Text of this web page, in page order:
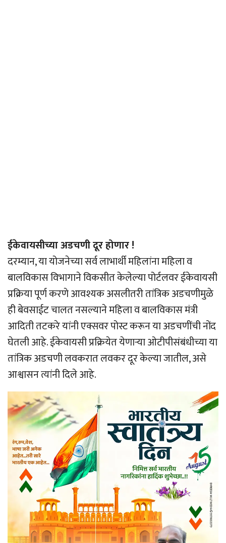
ईकेवायसीच्या अडचणी दूर होणार !
दरम्यान, या योजनेच्या सर्व लाभार्थी महिलांना महिला व
बालविकास विभागाने विकसीत केलेल्या पोर्टलवर ईकेवायसी
प्रक्रिया पूर्ण करणे आवश्यक असलीतरी तांत्रिक अडचणीमुळे
ही बेवसाईट चालत नसल्याने महिला व बालविकास मंत्री
आदिती तटकरे यांनी एक्सवर पोस्ट करून या अडचणींची नोंद
घेतली आहे. ईकेवायसी प्रक्रियेत येणार्‍या ओटीपीसंबंधीच्या या
तांत्रिक अडचणी लवकरात लवकर दूर केल्या जातील, असे
आश्वासन त्यांनी दिले आहे.